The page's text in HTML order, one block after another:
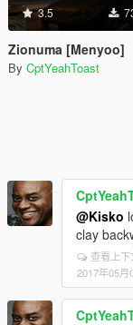
3.5
Zionuma [Menyoo]
By CptYeahToast
@Kisko
clay
查看上下
2017年05月